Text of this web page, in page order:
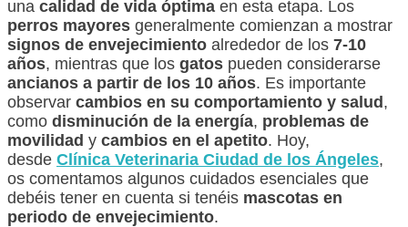
una calidad de vida óptima en esta etapa. Los
perros mayores generalmente comienzan a mostrar
signos de envejecimiento alrededor de los 7-10
años, mientras que los gatos pueden considerarse
ancianos a partir de los 10 años. Es importante
observar cambios en su comportamiento y salud,
como disminución de la energía, problemas de
movilidad y cambios en el apetito. Hoy,
desde Clínica Veterinaria Ciudad de los Ángeles,
os comentamos algunos cuidados esenciales que
debéis tener en cuenta si tenéis mascotas en
periodo de envejecimiento.